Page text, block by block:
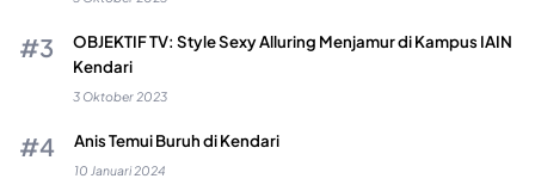
OBJEKTIF TV: Style Sexy Alluring Menjamur di Kampus IAIN
Kendari
3 Oktober 2023
Anis Temui Buruh di Kendari
10 Januari 2024